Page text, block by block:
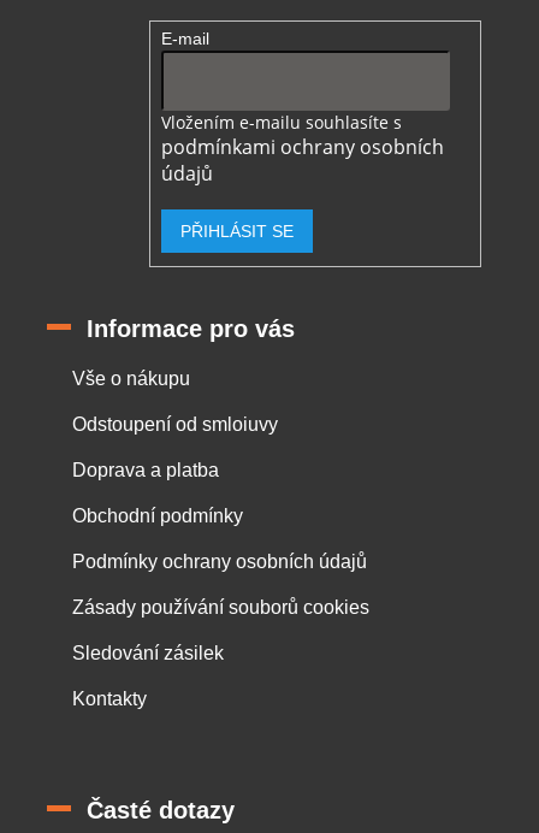
E-mail
Vložením e-mailu souhlasíte s
podmínkami ochrany osobních
údajů
PŘIHLÁSIT SE
Informace pro vás
Vše o nákupu
Odstoupení od smloiuvy
Doprava a platba
Obchodní podmínky
Podmínky ochrany osobních údajů
Zásady používání souborů cookies
Sledování zásilek
Kontakty
Časté dotazy